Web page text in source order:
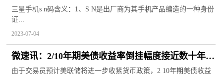
的S/N码？
三星手机s n码含义：1、S N是出厂商为其手机产品编造的一种身份
证...
2023-07-04
微速讯：2/10年期美债收益率倒挂幅度接近数十年来
最高水平
由于交易员预计美联储将进一步收紧货币政策，2 10年期美债收益